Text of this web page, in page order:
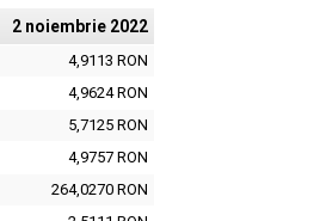
2 noiembrie 2022
4,9113 RON
4,9624 RON
5,7125 RON
4,9757 RON
264,0270 RON